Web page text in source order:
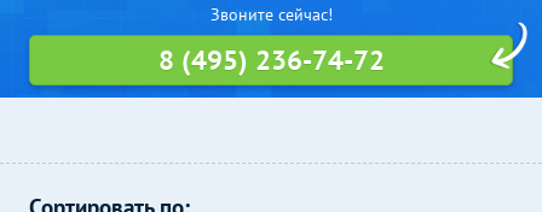
Звоните сейчас!
8 (495) 236-74-72